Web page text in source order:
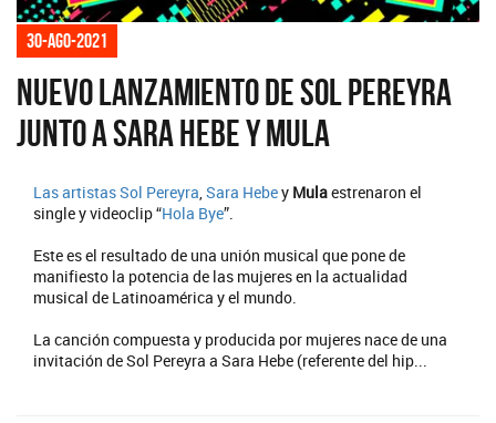
30-ago-2021
Nuevo lanzamiento de Sol Pereyra
junto a Sara Hebe y Mula
Las artistasSol Pereyra Sara Hebey Mulaestrenaron el
single y videoclip “Hola Bye”.
Este es el resultado de una unión musical que pone de
manifiesto la potencia de las mujeres en la actualidad
musical de Latinoamérica y el mundo.
La canción compuesta y producida por mujeres nace de una
invitación de Sol Pereyra a Sara Hebe (referente del hip...